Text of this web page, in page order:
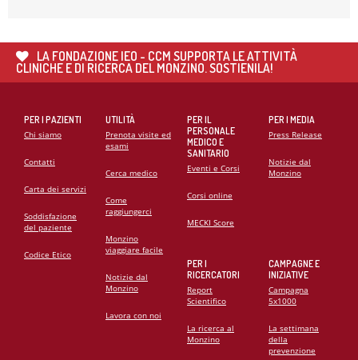
PROF. GIANFRANCO SINAGRA AL CONGRESSO
CARDIO MONZINO 2025
LA FONDAZIONE IEO - CCM SUPPORTA LE ATTIVITÀ
CLINICHE E DI RICERCA DEL MONZINO. SOSTIENILA!
PER I PAZIENTI
Chi siamo
Contatti
Carta dei servizi
Soddisfazione
del paziente
Codice Etico
UTILITÀ
Prenota visite ed
esami
Cerca medico
Come
raggiungerci
Monzino
viaggiare facile
Notizie dal
Monzino
Lavora con noi
PER IL
PERSONALE
MEDICO E
SANITARIO
Eventi e Corsi
Corsi online
MECKI Score
PER I
RICERCATORI
Report
Scientifico
La ricerca al
Monzino
PER I MEDIA
Press Release
Notizie dal
Monzino
CAMPAGNE E
INIZIATIVE
Campagna
5x1000
La settimana
della
prevenzione